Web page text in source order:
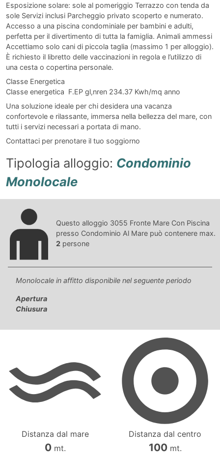
Esposizione solare: sole al pomeriggio Terrazzo con tenda da
sole Servizi inclusi Parcheggio privato scoperto e numerato.
Accesso a una piscina condominiale per bambini e adulti,
perfetta per il divertimento di tutta la famiglia. Animali ammessi
Accettiamo solo cani di piccola taglia (massimo 1 per alloggio).
È richiesto il libretto delle vaccinazioni in regola e l’utilizzo di
una cesta o copertina personale.
Classe Energetica
Classe energetica F.EP gl,nren 234.37 Kwh/mq anno
Una soluzione ideale per chi desidera una vacanza
confortevole e rilassante, immersa nella bellezza del mare, con
tutti i servizi necessari a portata di mano.
Contattaci per prenotare il tuo soggiorno
Tipologia alloggio: Condominio
Monolocale
Questo alloggio 3055 Fronte Mare Con Piscina
presso Condominio Al Mare può contenere max.
2 persone
Monolocale in affitto disponibile nel seguente periodo
Apertura
Chiusura
Distanza dal mare
0mt.
Distanza dal centro
100mt.